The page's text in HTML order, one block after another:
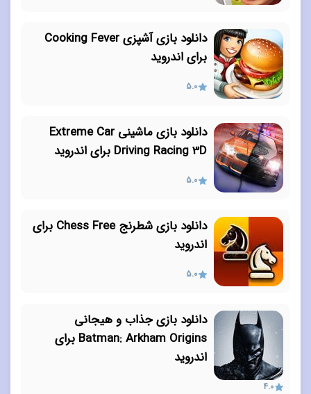
دانلود بازی آشپزی Cooking Fever
برای اندروید
5.0
دانلود بازی ماشینی Extreme Car
Driving Racing 3D برای اندروید
5.0
دانلود بازی شطرنج Chess Free برای
اندروید
5.0
دانلود بازی جذاب و هیجانی
Batman: Arkham Origins برای
اندروید
4.0